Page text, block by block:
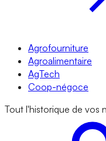
Agrofourniture
Agroalimentaire
AgTech
Coop-négoce
Tout l'historique de vos